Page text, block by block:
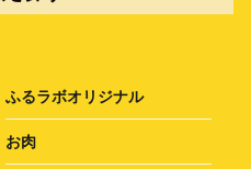
ふるラボオリジナル
お肉